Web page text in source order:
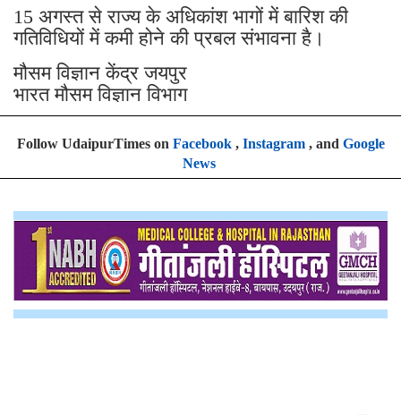
15 अगस्त से राज्य के अधिकांश भागों में बारिश की
गतिविधियों में कमी होने की प्रबल संभावना है।
मौसम विज्ञान केंद्र जयपुर
भारत मौसम विज्ञान विभाग
Follow UdaipurTimes on Facebook, Instagram, and Google
News